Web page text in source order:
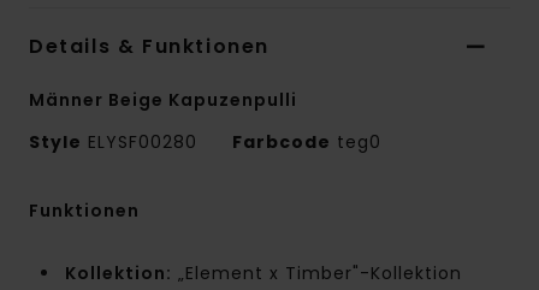
Details & Funktionen
Männer Beige Kapuzenpulli
Style ELYSF00280 Farbcode teg0
Funktionen
Kollektion: „Element x Timber"-Kollektion